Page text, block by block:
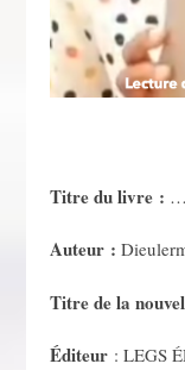
Titre du livre :
Auteur :
Titre de la
Éditeur : LEGS